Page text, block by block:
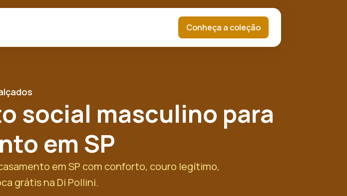
Conheça a coleção
social masculino para
em SP
em SP com conforto, couro legítimo,
grátis na Di Pollini.